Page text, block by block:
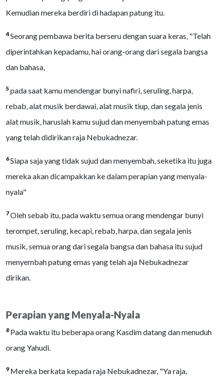
Kemudian mereka berdiri di hadapan patung itu.
4Seorang pembawa berita berseru dengan suara keras, "Telah
diperintahkan kepadamu, hai orang-orang dari segala bangsa
dan bahasa,
5 pada saat kamu mendengar bunyi nafiri, seruling, harpa,
rebab, alat musik berdawai, alat musik tiup, dan segala jenis
alat musik, haruslah kamu sujud dan menyembah patung emas
yang telah didirikan raja Nebukadnezar.
6Siapa saja yang tidak sujud dan menyembah, seketika itu juga
mereka akan dicampakkan ke dalam perapian yang menyala-
nyala"
7Oleh sebab itu, pada waktu semua orang mendengar bunyi
terompet, seruling, kecapi, rebab, harpa, dan segala jenis
musik, semua orang dari segala bangsa dan bahasa itu sujud
menyembah patung emas yang telah aja Nebukadnezar
dirikan.
Perapian yang Menyala-Nyala
8 Pada waktu itu beberapa orang Kasdim datang dan menuduh
orang Yahudi.
9 Mereka berkata kepada raja Nebukadnezar, "Ya raja,